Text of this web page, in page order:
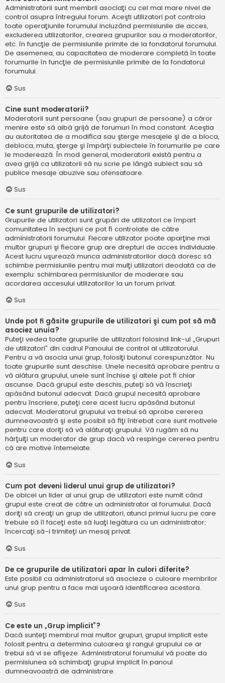
Administratorii sunt membrii asociaţi cu cel mai mare nivel de
control asupra întregului forum. Aceşti utilizatori pot controla
toate operaţiunile forumului incluzând permisiunile de acces,
excluderea utilizatorilor, crearea grupurilor sau a moderatorilor,
etc. în funcţie de permisiunile primite de la fondatorul forumului.
De asemenea, au capacitatea de moderare completă în toate
forumurile în funcţie de permisiunile primite de la fondatorul
forumului.
Sus
Cine sunt moderatorii?
Moderatorii sunt persoane (sau grupuri de persoane) a căror
menire este să aibă grijă de forumuri în mod constant. Aceştia
au autoritatea de a modifica sau şterge mesajele şi de a bloca,
debloca, muta, şterge şi împărţi subiectele în forumurile pe care
le moderează. În mod general, moderatorii există pentru a
avea grijă ca utilizatorii să nu scrie pe lângă subiect sau să
publice mesaje abuzive sau ofensatoare.
Sus
Ce sunt grupurile de utilizatori?
Grupurile de utilizatori sunt grupări de utilizatori ce împart
comunitatea în secţiuni ce pot fi controlate de către
administratorii forumului. Fiecare utilizator poate aparţine mai
multor grupuri şi fiecare grup are drepturi de acces individuale.
Acest lucru uşurează munca administratorilor dacă doresc să
schimbe permisiunile pentru mai mulţi utilizatori deodată ca de
exemplu: schimbarea permisiunilor de moderare sau
acordarea accesului utilizatorilor la un forum privat.
Sus
Unde pot fi găsite grupurile de utilizatori şi cum pot să mă
asociez unuia?
Puteţi vedea toate grupurile de utilizatori folosind link-ul „Grupuri
de utilizatori” din cadrul Panoului de control al utilizatorului.
Pentru a vă asocia unui grup, folosiţi butonul corespunzător. Nu
toate grupurile sunt deschise. Unele necesită aprobare pentru a
vă alătura grupului, unele sunt închise şi altele pot fi chiar
ascunse. Dacă grupul este deschis, puteţi să vă înscrieţi
apăsând butonul adecvat. Dacă grupul necesită aprobare
pentru înscriere, puteţi cere acest lucru apăsând butonul
adecvat. Moderatorul grupului va trebui să aprobe cererea
dumneavoastră şi este posibil să fiţi întrebat care sunt motivele
pentru care doriţi să vă alăturaţi grupului. Vă rugăm să nu
hărţuiţi un moderator de grup dacă vă respinge cererea pentru
că are motive întemeiate.
Sus
Cum pot deveni liderul unui grup de utilizatori?
De obicei un lider al unui grup de utilizatori este numit când
grupul este creat de către un administrator al forumului. Dacă
doriţi să creaţi un grup de utilizatori, atunci primul lucru pe care
trebuie să îl faceţi este să luaţi legătura cu un administrator;
încercaţi să-i trimiteţi un mesaj privat.
Sus
De ce grupurile de utilizatori apar în culori diferite?
Este posibil ca administratorul să asocieze o culoare membrilor
unui grup pentru a face mai uşoară identificarea acestora.
Sus
Ce este un „Grup implicit”?
Dacă sunteţi membrul mai multor grupuri, grupul implicit este
folosit pentru a determina culoarea şi rangul grupului ce ar
trebui să vi se afişeze. Administratorul forumului vă poate da
permisiunea să schimbaţi grupul implicit în panoul
dumneavoastră de administrare.